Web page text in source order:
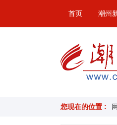
首页 潮州
您现在的位置 :